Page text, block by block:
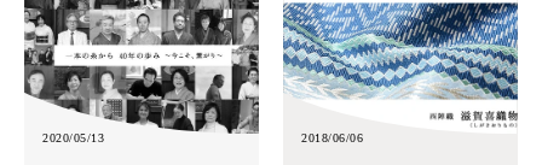
2020/05/13 2018/06/06